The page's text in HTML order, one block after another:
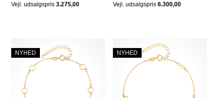
Vejl. udsalgspris 3.275,00
Vejl. udsalgspris6.300,00
NYHED NYHED